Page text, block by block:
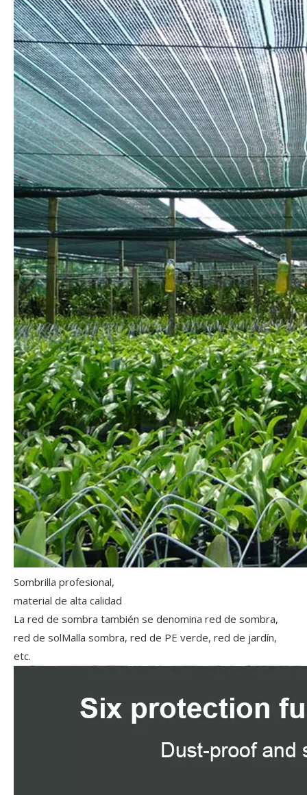
Sombrilla profesional,
material de alta calidad
La red de sombra también se denomina red de sombra,
red de solMalla sombra, red de PE verde, red de jardín,
etc.